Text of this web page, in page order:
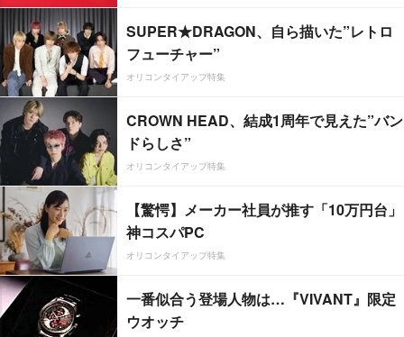
SUPER★DRAGON、自ら描いた”レトロ
フューチャー”
オリコンタイアップ特集
CROWN HEAD、結成1周年で見えた”バン
ドらしさ”
オリコンタイアップ特集
【驚愕】メーカー社員が推す「10万円台」
神コスパPC
オリコンタイアップ特集
一番似合う登場人物は…『VIVANT』限定
ウオッチ